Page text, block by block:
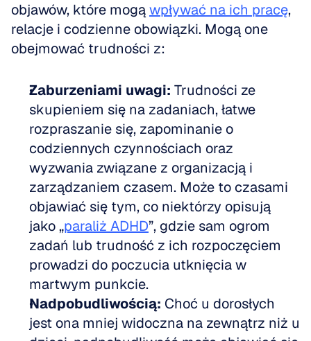
objawów, które mogą wpływać na ich pracę,
relacje i codzienne obowiązki. Mogą one
obejmować trudności z:
Zaburzeniami uwagi: Trudności ze
skupieniem się na zadaniach, łatwe
rozpraszanie się, zapominanie o
codziennych czynnościach oraz
wyzwania związane z organizacją i
zarządzaniem czasem. Może to czasami
objawiać się tym, co niektórzy opisują
jako „paraliż ADHD”, gdzie sam ogrom
zadań lub trudność z ich rozpoczęciem
prowadzi do poczucia utknięcia w
martwym punkcie.
Nadpobudliwością: Choć u dorosłych
jest ona mniej widoczna na zewnątrz niż u